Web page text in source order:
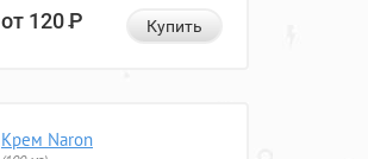
от 120Р Купить
Крем Naron